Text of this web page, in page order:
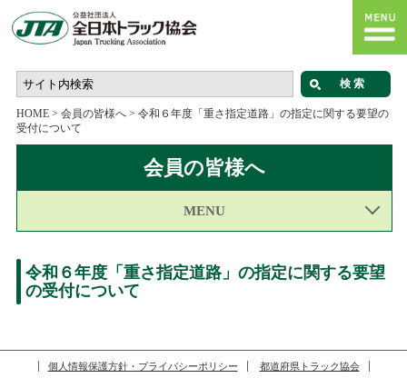
HOME> 会員の皆様へ> 令和６年度「重さ指定道路」の指定に関する要望の
受付について
会員の皆様へ
MENU
令和６年度「重さ指定道路」の指定に関する要望
の受付について
個人情報保護方針・プライバシーポリシー
都道府県トラック協会